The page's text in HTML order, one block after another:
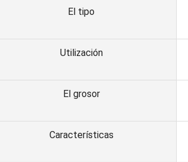
El tipo
Utilización
El grosor
Características